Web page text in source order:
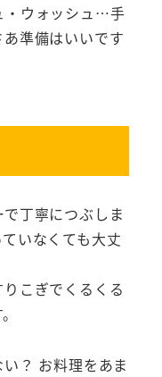
・ウォッシュ…手
準備はいいです
丁寧につぶしま
いなくても大丈
こぎでくるくる
？ お料理をあま